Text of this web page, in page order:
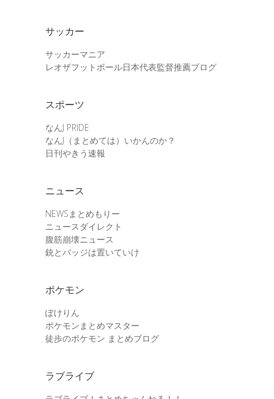
サッカー
サッカーマニア
レオザフットボール日本代表監督推薦ブログ
スポーツ
なんJ PRIDE
なんJ（まとめては）いかんのか？
日刊やきう速報
ニュース
NEWSまとめもりー
ニュースダイレクト
腹筋崩壊ニュース
銃とバッジは置いていけ
ポケモン
ぽけりん
ポケモンまとめマスター
徒歩のポケモン まとめブログ
ラブライブ